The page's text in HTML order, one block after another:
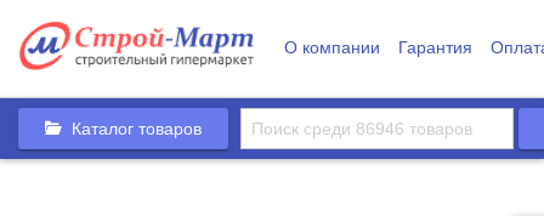
О компании Гарантия
Каталог товаров